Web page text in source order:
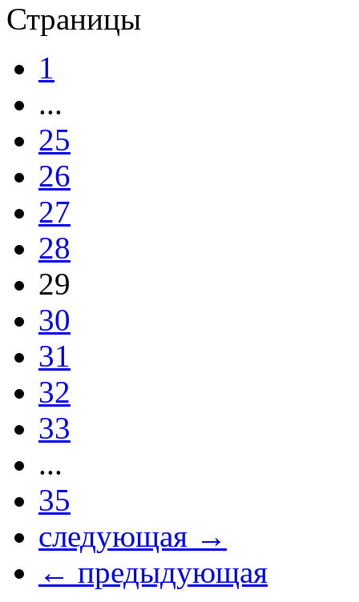
Страницы
1
...
25
26
27
28
29
30
31
32
33
...
35
следующая →
← предыдующая